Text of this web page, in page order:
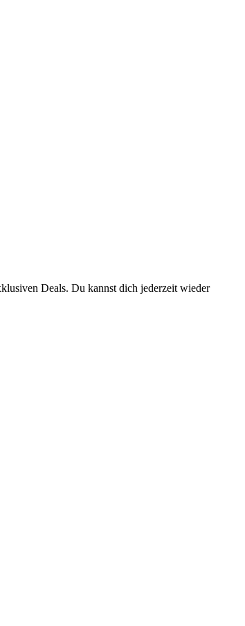
Deals. Du kannst dich jederzeit wieder